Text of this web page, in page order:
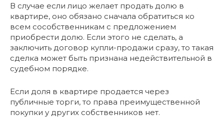
В случае если лицо желает продать долю в
квартире, оно обязано сначала обратиться ко
всем сособственникам с предложением
приобрести долю. Если этого не сделать, а
заключить договор купли-продажи сразу, то такая
сделка может быть признана недействительной в
судебном порядке.
Если доля в квартире продается через
публичные торги, то права преимущественной
покупки у других собственников нет.